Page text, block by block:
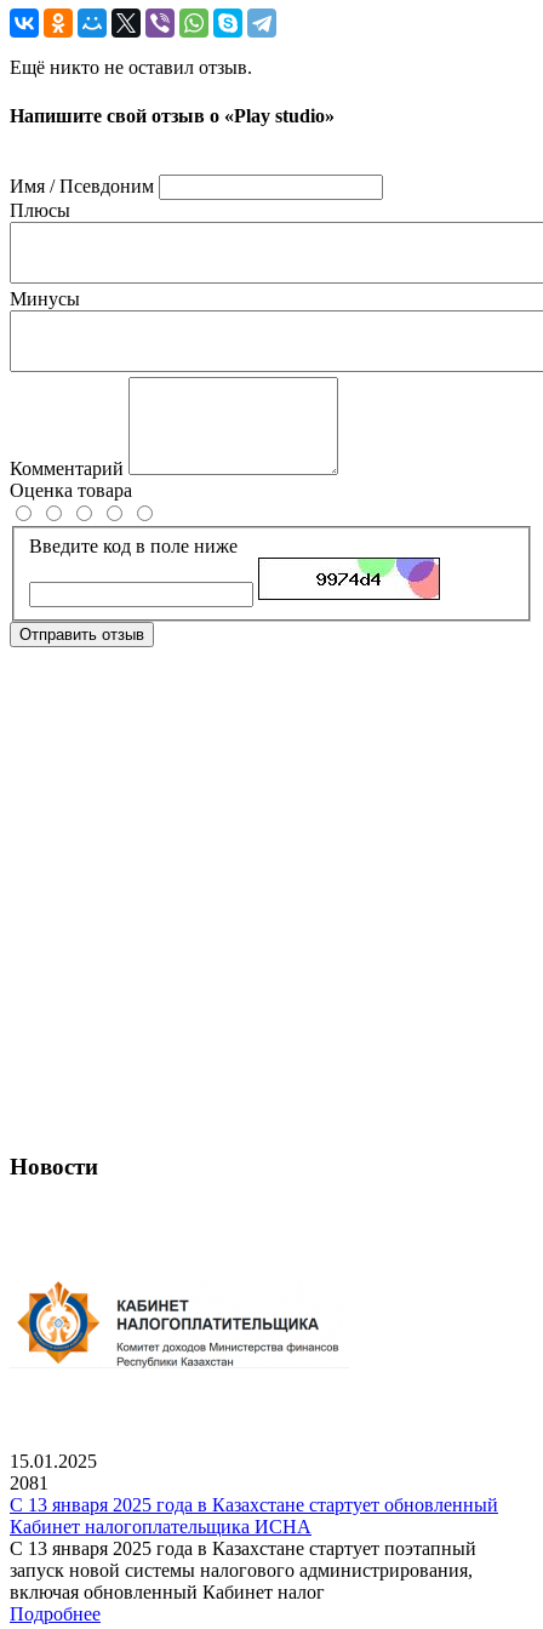
Ещё никто не оставил отзыв.
Напишите свой отзыв о «Play studio»
Имя / Псевдоним
Плюсы
Минусы
Комментарий
Оценка товара
Введите код в поле ниже
Отправить отзыв
Новости
15.01.2025
2081
С 13 января 2025 года в Казахстане стартует обновленный
Кабинет налогоплательщика ИСНА
С 13 января 2025 года в Казахстане стартует поэтапный
запуск новой системы налогового администрирования,
включая обновленный Кабинет налог
Подробнее